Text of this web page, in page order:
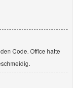
Code. Office hatte